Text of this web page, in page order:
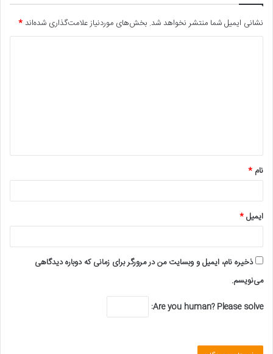
نشانی ایمیل شما منتشر نخواهد شد. بخش‌های موردنیاز علامت‌گذاری شده‌اند*
*
نام *
ایمیل*
ذخیره نام، ایمیل و وبسایت من در مرورگر برای زمانی که دوباره دیدگاهی
می‌نویسم.
Are you human? Please solve: